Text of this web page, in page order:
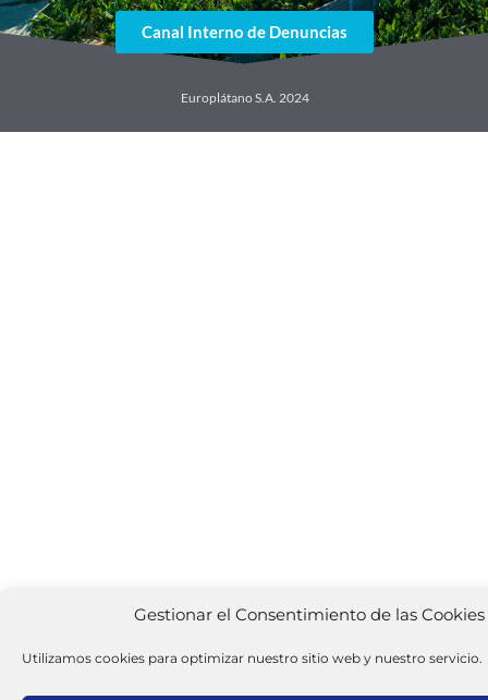
Gestionar el Consentimiento de las Cookies
Utilizamos cookies para optimizar nuestro sitio web y nuestro servicio.
Canal Interno de Denuncias
Europlátano S.A. 2024